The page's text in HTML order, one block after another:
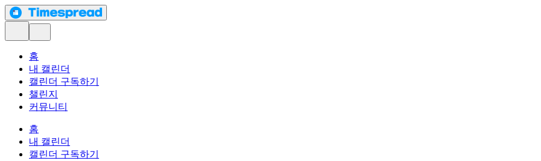
홈
내 캘린더
캘린더 구독하기
챌린지
커뮤니티
홈
내 캘린더
캘린더 구독하기